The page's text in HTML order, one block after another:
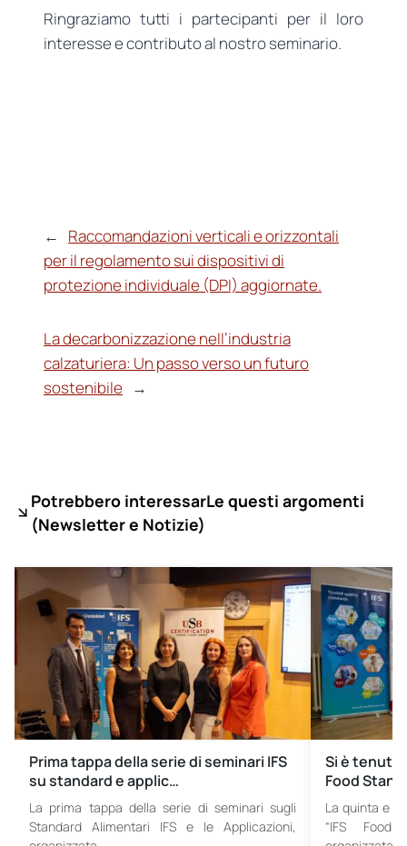
Ringraziamo tutti i partecipanti per il loro
interesse e contributo al nostro seminario.
←
Raccomandazioni verticali e orizzontali
per il regolamento sui dispositivi di
protezione individuale (DPI) aggiornate.
La decarbonizzazione nell’industria
calzaturiera: Un passo verso un futuro
sostenibile
→
Potrebbero interessarLe questi argomenti
(Newsletter e Notizie)
Prima tappa della serie di seminari IFS
su standard e applic…
La prima tappa della serie di seminari sugli
Standard Alimentari IFS e le Applicazioni,
Si è tenuto
Food
La quinta e
“IFS Food